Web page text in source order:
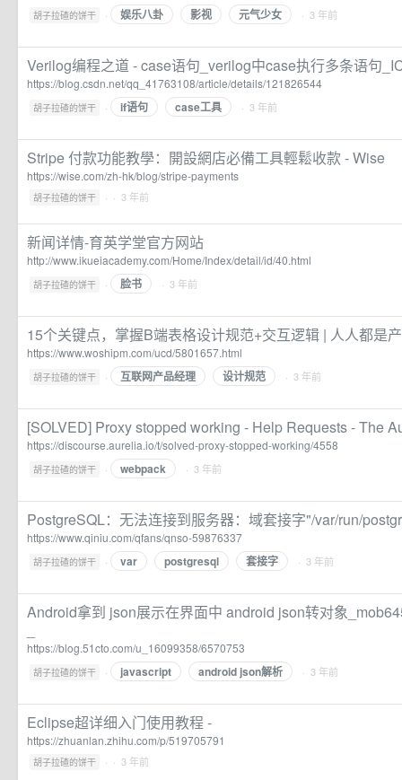
胡子拉碴的饼干 · 娱乐八卦 影视 元气少女 · 3 年前
Verilog编程之道 - case语句_verilog中case执行多条语句
https://blog.csdn.net/qq_41763108/article/details/121826544
胡子拉碴的饼干 · if语句 case工具 · 3 年前
Stripe 付款功能教學：開設網店必備工具輕鬆收款 - Wise
https://wise.com/zh-hk/blog/stripe-payments
胡子拉碴的饼干 · · 3 年前
新闻详情-育英学堂官方网站
http://www.ikueiacademy.com/Home/Index/detail/id/40.html
胡子拉碴的饼干 · 脸书 · 3 年前
15个关键点，掌握B端表格设计规范+交互逻辑 | 人人都是
https://www.woshipm.com/ucd/5801657.html
胡子拉碴的饼干 · 互联网产品经理 设计规范 · 3 年前
[SOLVED] Proxy stopped working - Help Requests - The
https://discourse.aurelia.io/t/solved-proxy-stopped-working/4558
胡子拉碴的饼干 · webpack · 3 年前
PostgreSQL：无法连接到服务器：域套接字"/var/run/
https://www.qiniu.com/qfans/qnso-59876337
胡子拉碴的饼干 · var postgresql 套接字 · 3 年前
Android拿到 json展示在界面中 android json转对象
https://blog.51cto.com/u_16099358/6570753
胡子拉碴的饼干 · javascript android json解析 · 3 年前
Eclipse超详细入门使用教程 -
https://zhuanlan.zhihu.com/p/519705791
胡子拉碴的饼干 · · 3 年前